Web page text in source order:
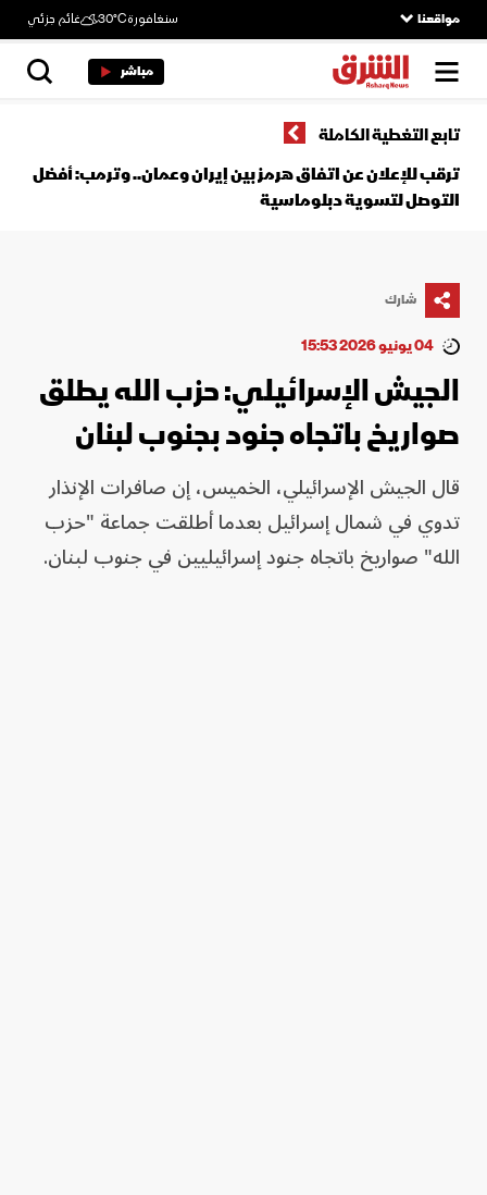
مواقعنا سنغافورة30°C غائم جزئي
مباشر
تابع التغطية الكاملة
ترقب للإعلان عن اتفاق هرمز بين إيران وعمان.. وترمب: أفضل
التوصل لتسوية دبلوماسية
شارك
04 يونيو 2026 15:53
الجيش الإسرائيلي: حزب الله يطلق
صواريخ باتجاه جنود بجنوب لبنان
قال الجيش الإسرائيلي، الخميس، إن صافرات الإنذار
تدوي في شمال إسرائيل بعدما أطلقت جماعة "حزب
الله" صواريخ باتجاه جنود إسرائيليين في جنوب لبنان.